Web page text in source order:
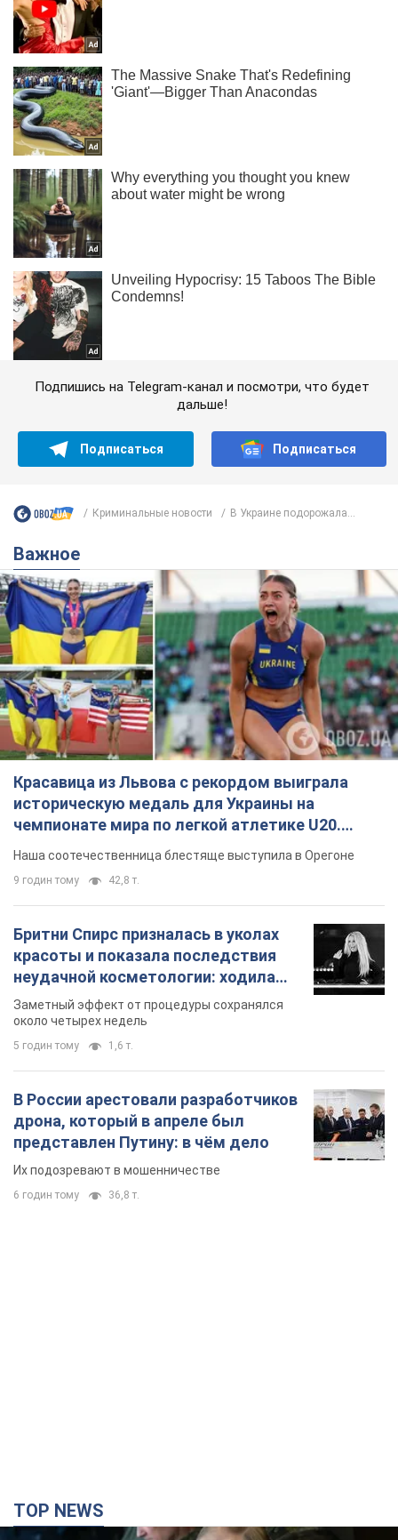
Подпишись на Telegram-канал и посмотри, что будет
дальше!
Подписаться Подписаться
Криминальные новости В Украине подорожала...
Важное
Красавица из Львова с рекордом выиграла
историческую медаль для Украины на
чемпионате мира по легкой атлетике U20.
Видео
Наша соотечественница блестяще выступила в Орегоне
9 годин тому 42,8 т.
Бритни Спирс призналась в уколах
красоты и показала последствия
неудачной косметологии: ходила
так почти месяц
Заметный эффект от процедуры сохранялся
около четырех недель
5 годин тому 1,6 т.
В России арестовали разработчиков
дрона, который в апреле был
представлен Путину: в чём дело
Их подозревают в мошенничестве
6 годин тому 36,8 т.
TOP NEWS